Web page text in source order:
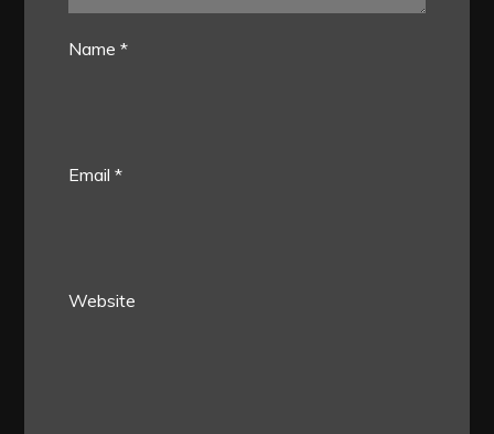
Name*
Email*
Website